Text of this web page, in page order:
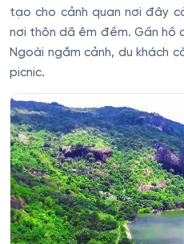
tạo cho cảnh quan nơi đây
nơi thôn dã êm đềm. Gần hồ
Ngoài ngắm cảnh, du khách
picnic.